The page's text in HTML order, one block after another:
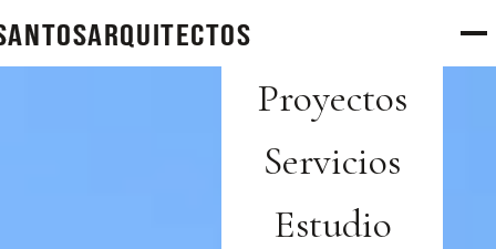
arquitectos
Proyectos
Servicios
Estudio